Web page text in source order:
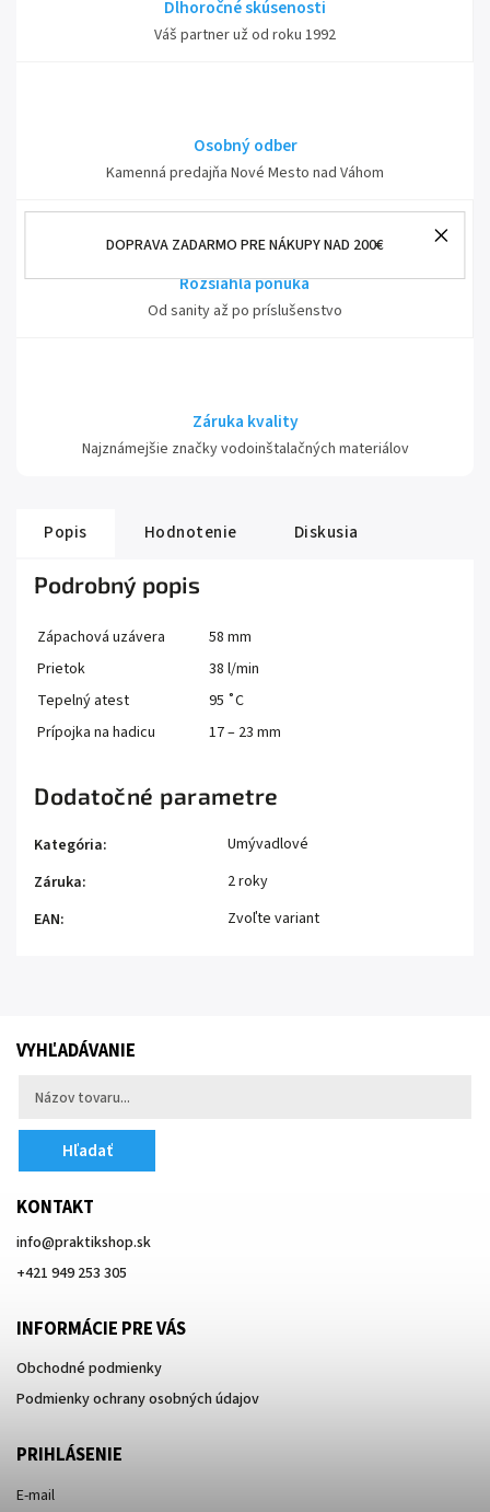
DOPRAVA ZADARMO PRE NÁKUPY NAD 200€
Dlhoročné skúsenosti
Váš partner už od roku 1992
Osobný odber
Kamenná predajňa Nové Mesto nad Váhom
Rozsiahla ponuka
Od sanity až po príslušenstvo
Záruka kvality
Najznámejšie značky vodoinštalačných materiálov
Popis Hodnotenie Diskusia
Podrobný popis
Zápachová uzávera
58 mm
Prietok
38 l/min
Tepelný atest
95 ˚C
Prípojka na hadicu
17 – 23 mm
Dodatočné parametre
Kategória:
Umývadlové
Záruka:
2 roky
EAN: Zvoľte variant
VYHĽADÁVANIE
Hľadať
KONTAKT
info@praktikshop.sk
+421 949 253 305
INFORMÁCIE PRE VÁS
Obchodné podmienky
Podmienky ochrany osobných údajov
PRIHLÁSENIE
E-mail